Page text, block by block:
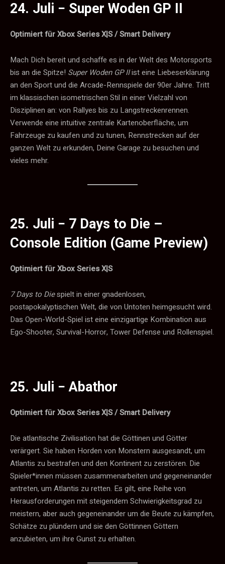
24. Juli − Super Woden GP II
Optimiert für Xbox Series X|S / Smart Delivery
Mach Dich bereit und schaffe es in der Welt des Motorsports
bis an die Spitze! Super Woden GP IIist eine Liebeserklärung
an den Sport und die Arcade-Rennspiele der 90er Jahre. Tritt
im klassischen isometrischen Stil in einer Vielzahl von
Disziplinen an: von Rallyes bis zu Langstreckenrennen.
Verwende eine intuitive zentrale Kartenoberfläche, um
Fahrzeuge zu kaufen und zu tunen, Rennstrecken auf der
ganzen Welt zu erkunden, Deine Garage zu besuchen und
vieles mehr.
25. Juli − 7 Days to Die –
Console Edition (Game Preview)
Optimiert für Xbox Series X|S
7 Days to Diespielt in einer gnadenlosen,
postapokalyptischen Welt, die von Untoten heimgesucht wird.
Das Open-World-Spiel ist eine einzigartige Kombination aus
Ego-Shooter, Survival-Horror, Tower Defense und Rollenspiel.
25. Juli −Abathor
Optimiert für Xbox Series X|S / Smart Delivery
Die atlantische Zivilisation hat die Göttinen und Götter
verärgert. Sie haben Horden von Monstern ausgesandt, um
Atlantis zu bestrafen und den Kontinent zu zerstören. Die
Spieler*innen müssen zusammenarbeiten und gegeneinander
antreten, um Atlantis zu retten. Es gilt, eine Reihe von
Herausforderungen mit steigendem Schwierigkeitsgrad zu
meistern, aber auch gegeneinander um die Beute zu kämpfen,
Schätze zu plündern und sie den Göttinnen Göttern
anzubieten, um ihre Gunst zu erhalten.